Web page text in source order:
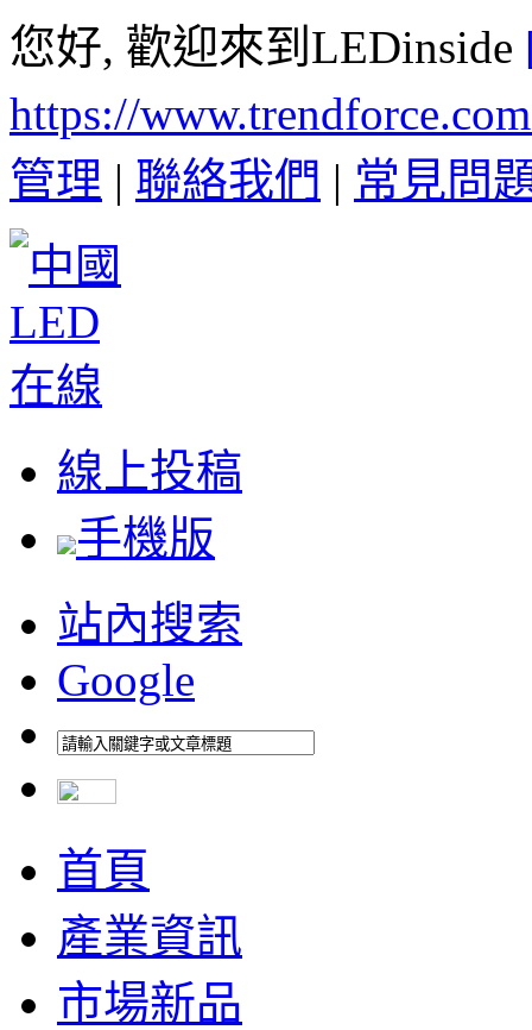
您好, 歡迎來到LEDinside
https://
管理 | 聯絡我們 | 常見問
線上投稿
手機版
站內搜索
Google
首頁
產業資訊
市場新品